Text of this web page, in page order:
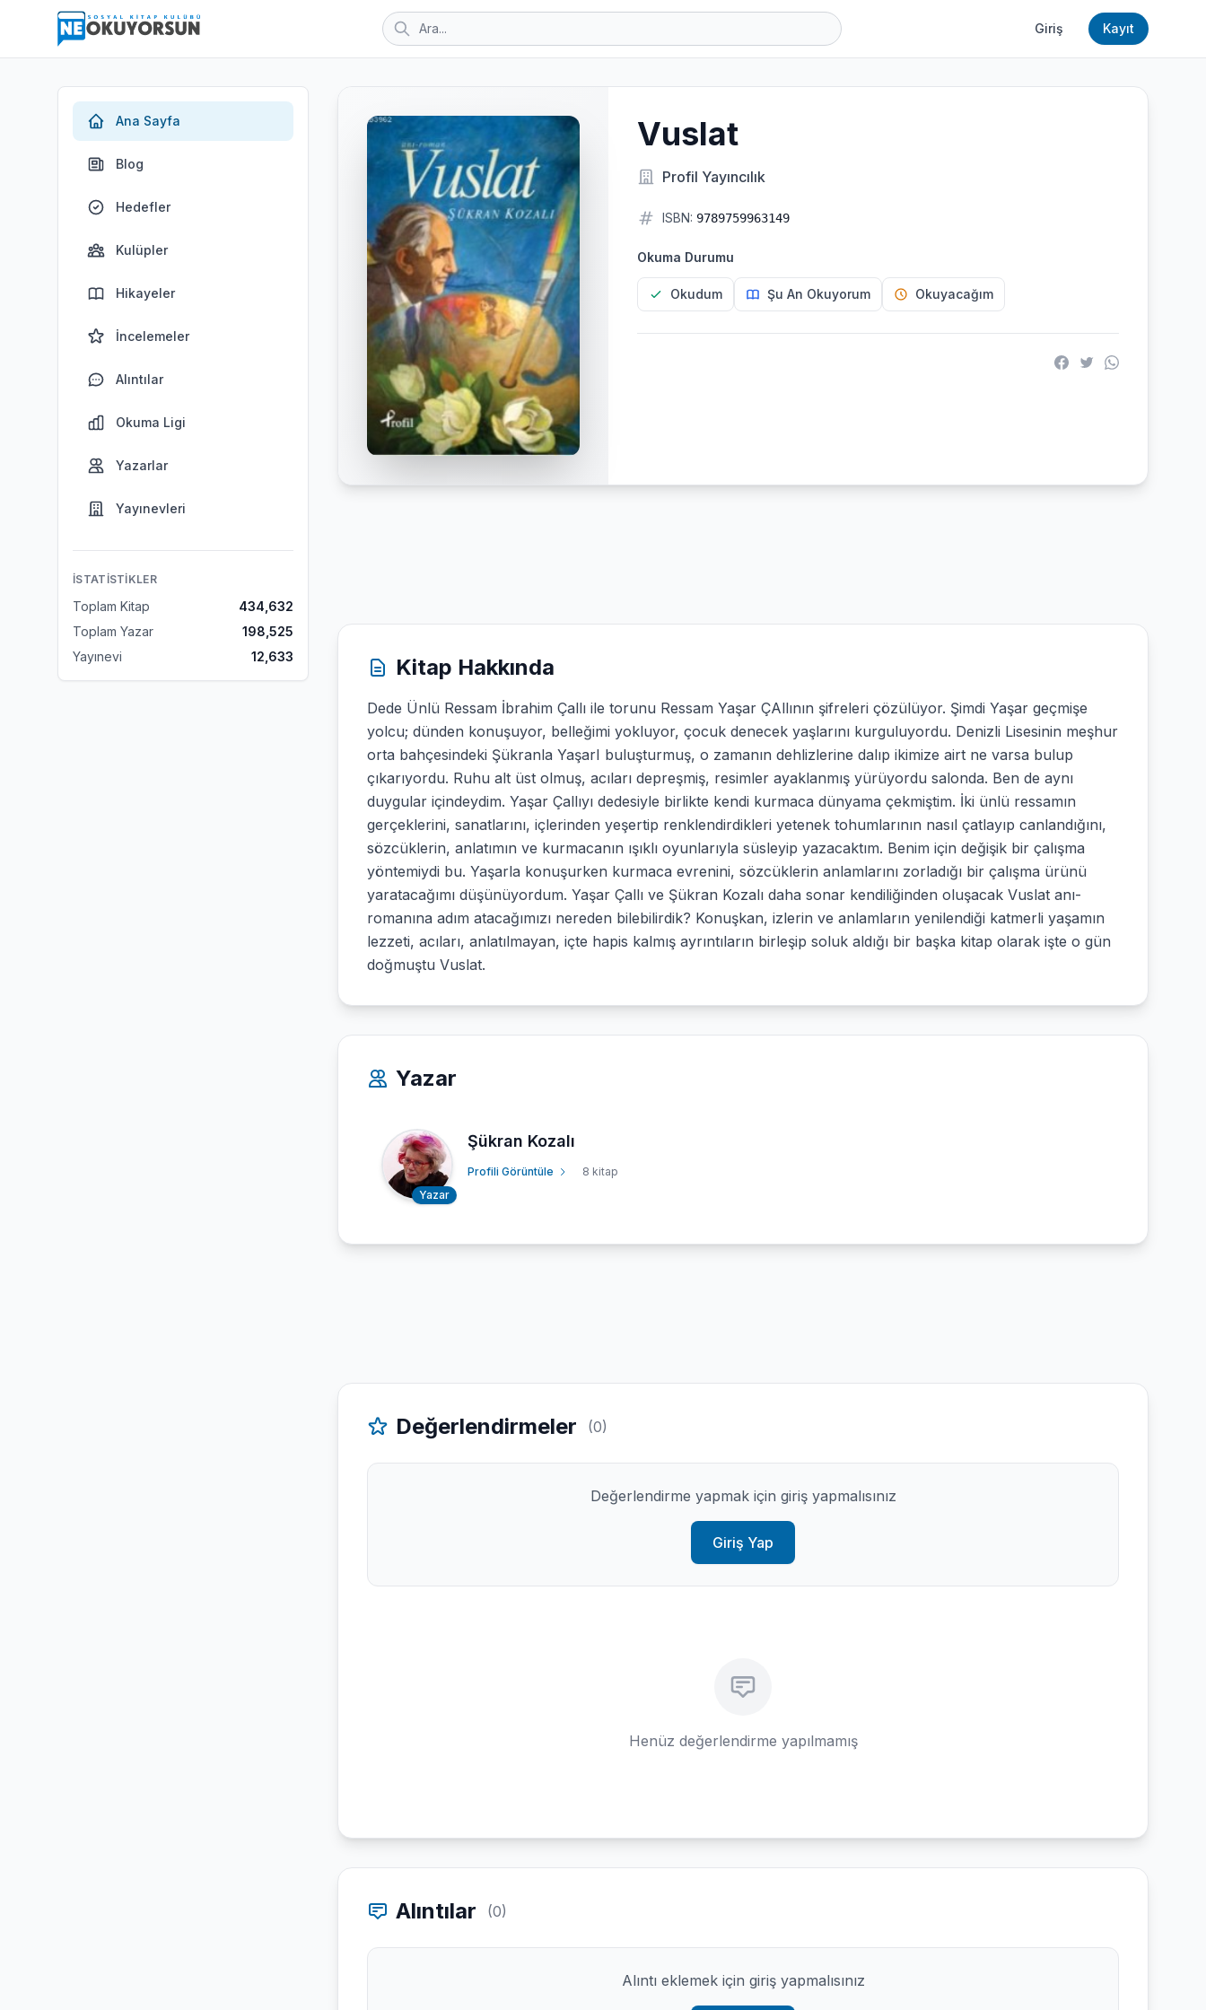
Giriş Kayıt
Ana Sayfa
Blog
Hedefler
Kulüpler
Hikayeler
İncelemeler
Alıntılar
Okuma Ligi
Yazarlar
Yayınevleri
İSTATISTIKLER
Toplam Kitap
434,632
Toplam Yazar
198,525
Yayınevi
12,633
Vuslat
Profil Yayıncılık
ISBN: 9789759963149
Okuma Durumu
Okudum Şu An Okuyorum Okuyacağım
Kitap Hakkında
Dede Ünlü Ressam İbrahim Çallı ile torunu Ressam Yaşar ÇAllının şifreleri çözülüyor. Şimdi Yaşar geçmişe
yolcu; dünden konuşuyor, belleğimi yokluyor, çocuk denecek yaşlarını kurguluyordu. Denizli Lisesinin meşhur
orta bahçesindeki Şükranla YaşarI buluşturmuş, o zamanın dehlizlerine dalıp ikimize airt ne varsa bulup
çıkarıyordu. Ruhu alt üst olmuş, acıları depreşmiş, resimler ayaklanmış yürüyordu salonda. Ben de aynı
duygular içindeydim. Yaşar Çallıyı dedesiyle birlikte kendi kurmaca dünyama çekmiştim. İki ünlü ressamın
gerçeklerini, sanatlarını, içlerinden yeşertip renklendirdikleri yetenek tohumlarının nasıl çatlayıp canlandığını,
sözcüklerin, anlatımın ve kurmacanın ışıklı oyunlarıyla süsleyip yazacaktım. Benim için değişik bir çalışma
yöntemiydi bu. Yaşarla konuşurken kurmaca evrenini, sözcüklerin anlamlarını zorladığı bir çalışma ürünü
yaratacağımı düşünüyordum. Yaşar Çallı ve Şükran Kozalı daha sonar kendiliğinden oluşacak Vuslat anı-
romanına adım atacağımızı nereden bilebilirdik? Konuşkan, izlerin ve anlamların yenilendiği katmerli yaşamın
lezzeti, acıları, anlatılmayan, içte hapis kalmış ayrıntıların birleşip soluk aldığı bir başka kitap olarak işte o gün
doğmuştu Vuslat.
Yazar
Yazar
Şükran Kozalı
Profili Görüntüle 8 kitap
Değerlendirmeler (0)
Değerlendirme yapmak için giriş yapmalısınız
Giriş Yap
Henüz değerlendirme yapılmamış
Alıntılar (0)
Alıntı eklemek için giriş yapmalısınız